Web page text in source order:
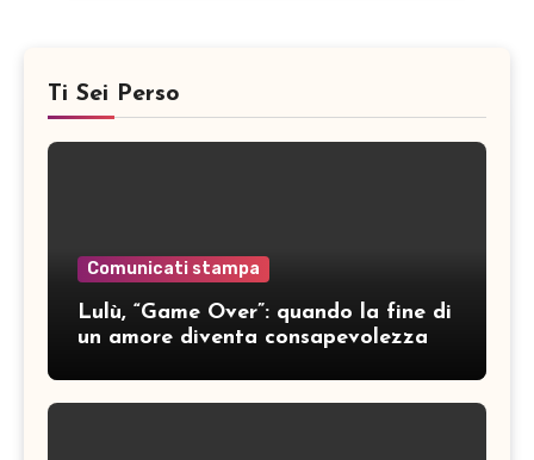
Ti Sei Perso
Comunicati stampa
Lulù, “Game Over”: quando la fine di
un amore diventa consapevolezza